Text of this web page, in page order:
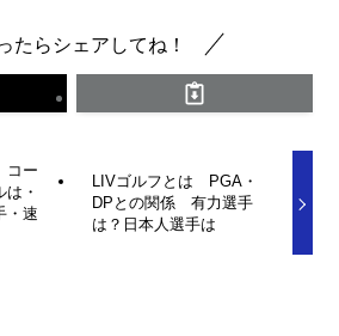
たらシェアしてね！
コー
・
・速
LIVゴルフとは PGA・
DPとの関係 有力選手
は？日本人選手は